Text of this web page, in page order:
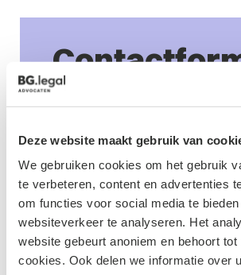
Deze website maakt gebruik van
We gebruiken cookies om het gebruik
te verbeteren, content en advertenties
om functies voor social media te
websiteverkeer te analyseren. Het
website gebeurt anoniem en behoort
cookies. Ook delen we informatie over